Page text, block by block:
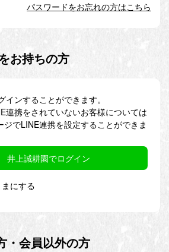
パスワードをお忘れの方はこちら
お持ちの方
インすることができます。
連携をされていないお客様については
ジでLINE連携を設定することができま
井上誠耕園でログイン
にする
・会員以外の方